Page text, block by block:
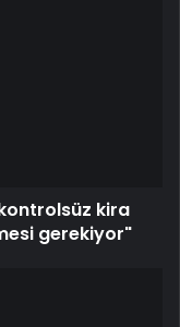
kira
gerekiyor"